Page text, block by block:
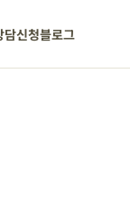
담신청블로그